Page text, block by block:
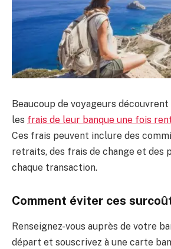
Beaucoup de voyageurs
les frais de leur banque une fois
Ces frais peuvent inclure des
retraits, des frais de change et des
chaque transaction.
Comment éviter ces
Renseignez-vous auprès de votre
départ et souscrivez à une carte